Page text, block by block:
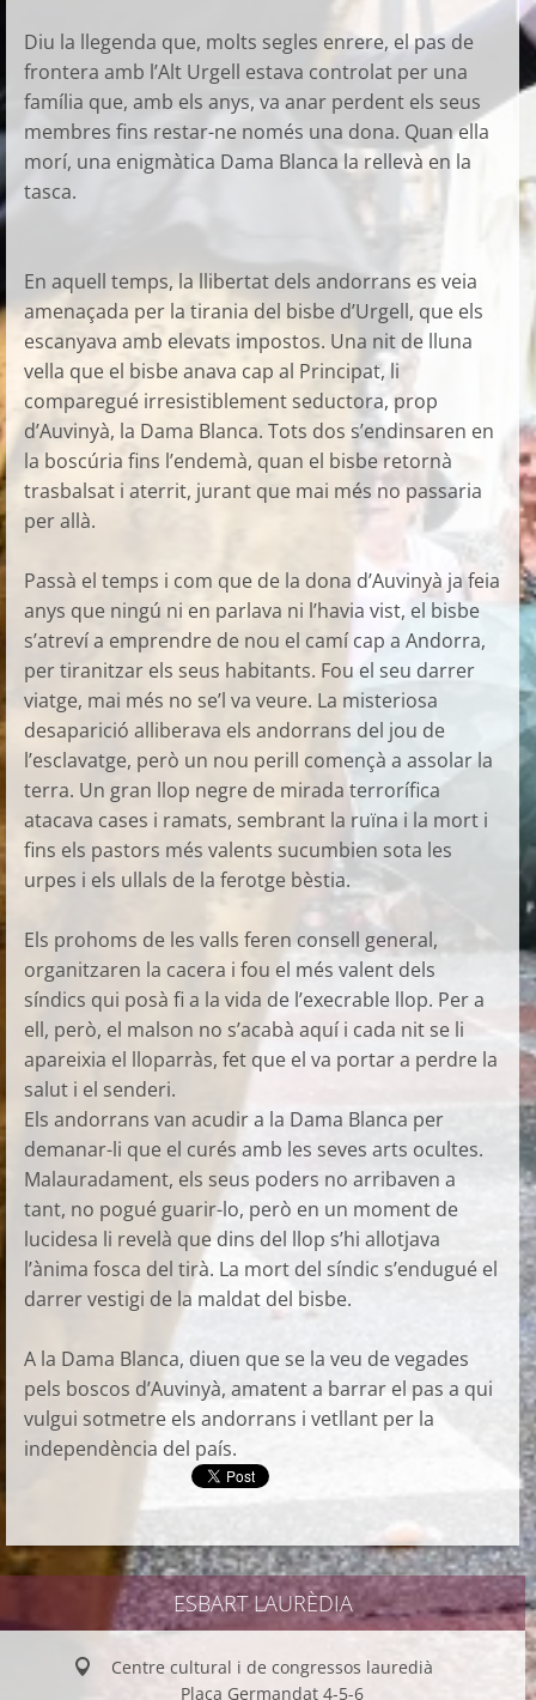
Diu la llegenda que, molts segles enrere, el pas de
frontera amb l’Alt Urgell estava controlat per una
família que, amb els anys, va anar perdent els seus
membres fins restar-ne només una dona. Quan ella
morí, una enigmàtica Dama Blanca la rellevà en la
tasca.
En aquell temps, la llibertat dels andorrans es veia
amenaçada per la tirania del bisbe d’Urgell, que els
escanyava amb elevats impostos. Una nit de lluna
vella que el bisbe anava cap al Principat, li
comparegué irresistiblement seductora, prop
d’Auvinyà, la Dama Blanca. Tots dos s’endinsaren en
la boscúria fins l’endemà, quan el bisbe retornà
trasbalsat i aterrit, jurant que mai més no passaria
per allà.
Passà el temps i com que de la dona d’Auvinyà ja feia
anys que ningú ni en parlava ni l’havia vist, el bisbe
s’atreví a emprendre de nou el camí cap a Andorra,
per tiranitzar els seus habitants. Fou el seu darrer
viatge, mai més no se’l va veure. La misteriosa
desaparició alliberava els andorrans del jou de
l’esclavatge, però un nou perill començà a assolar la
terra. Un gran llop negre de mirada terrorífica
atacava cases i ramats, sembrant la ruïna i la mort i
fins els pastors més valents sucumbien sota les
urpes i els ullals de la ferotge bèstia.
Els prohoms de les valls feren consell general,
organitzaren la cacera i fou el més valent dels
síndics qui posà fi a la vida de l’execrable llop. Per a
ell, però, el malson no s’acabà aquí i cada nit se li
apareixia el lloparràs, fet que el va portar a perdre la
salut i el senderi.
Els andorrans van acudir a la Dama Blanca per
demanar-li que el curés amb les seves arts ocultes.
Malauradament, els seus poders no arribaven a
tant, no pogué guarir-lo, però en un moment de
lucidesa li revelà que dins del llop s’hi allotjava
l’ànima fosca del tirà. La mort del síndic s’endugué el
darrer vestigi de la maldat del bisbe.
A la Dama Blanca, diuen que se la veu de vegades
pels boscos d’Auvinyà, amatent a barrar el pas a qui
vulgui sotmetre els andorrans i vetllant per la
independència del país.
ESBART LAURÈDIA
Centre cultural i de congressos lauredià
Plaça Germandat 4-5-6